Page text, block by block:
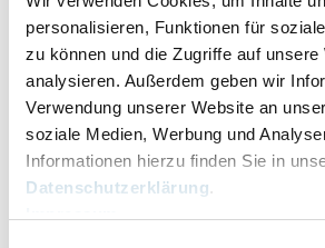
personalisieren, Funktionen für
zu können und die Zugriffe auf unsere
analysieren. Außerdem geben wir
Verwendung unserer Website an
soziale Medien, Werbung und
Informationen hierzu finden Sie in
Datenschutzerklärung.
Dauer (abzüglich Pause): 4
Kosten: 249,- € netto je
Ablauf des Webinars:
Die Schulung wird über
durchgeführt. Vor dem Termin